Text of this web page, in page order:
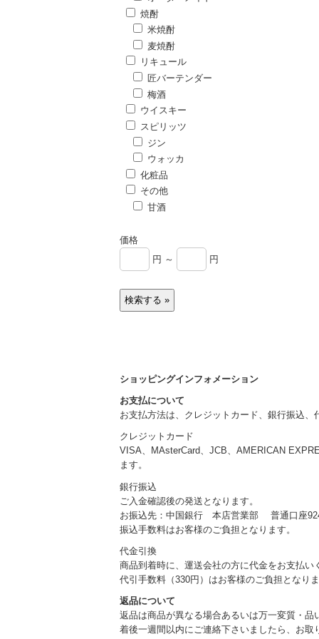
焼酎
米焼酎
麦焼酎
リキュール
匠バーテンダー
梅酒
ウイスキー
スピリッツ
ジン
ウォッカ
化粧品
その他
甘酒
価格
円 ～
円
ショッピングインフォメーション
お支払について
お支払方法は、クレジットカード、銀行振込、
クレジットカード
VISA、MAsterCard、JCB、AMERICAN
ます。
銀行振込
ご入金確認後の発送となります。
お振込先：中国銀行 本店営業部 普通口座
振込手数料はお客様のご負担となります。
代金引換
商品到着時に、運送会社の方に代金をお支払い
代引手数料（330円）はお客様のご負担となり
返品について
返品は商品が異なる場合あるいは万一変質・
着後一週間以内にご連絡下さいましたら、お